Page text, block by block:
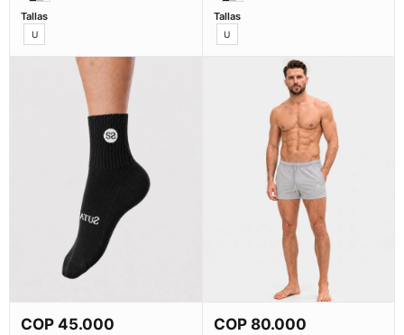
Tallas
U
Tallas
U
Comprar Ahora
COP 45.000 Comprar Ahora
COP80.000